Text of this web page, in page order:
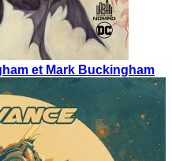
et Mark Buckingham